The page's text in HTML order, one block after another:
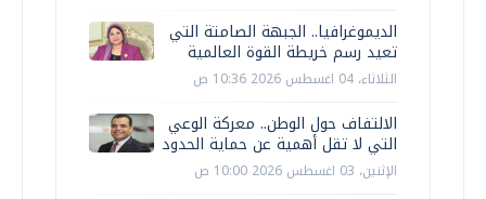
الديموغرافيا.. الجبهة الصامتة التي
تعيد رسم خريطة القوة العالمية
الثلاثاء، 04 اغسطس 2026 10:36 ص
الالتفاف حول الوطن.. معركة الوعي
التي لا تقل أهمية عن حماية الحدود
الإثنين، 03 اغسطس 2026 10:00 ص